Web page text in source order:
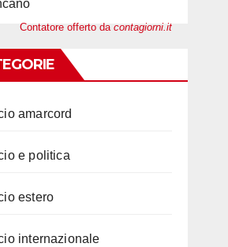
Contatore offerto da contagiorni.it
amarcord
e politica
estero
internazionale